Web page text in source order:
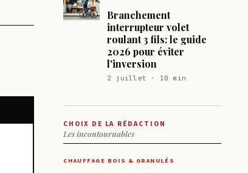
Branchement
interrupteur volet
roulant 3 fils: le guide
2026 pour éviter
l'inversion
2 juillet · 10 min
CHOIX DE LA RÉDACTION
Les incontournables
CHAUFFAGE BOIS & GRANULÉS